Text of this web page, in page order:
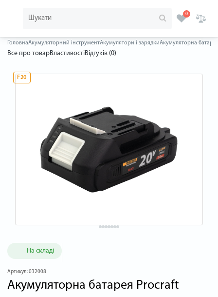
0
ГоловнаАкумуляторний інструментАкумулятори і зарядкиАкумуляторна
Все про товарВластивостіВідгуків (0)
F20
На складі
Артикул:032008
Акумуляторна батарея Procraft